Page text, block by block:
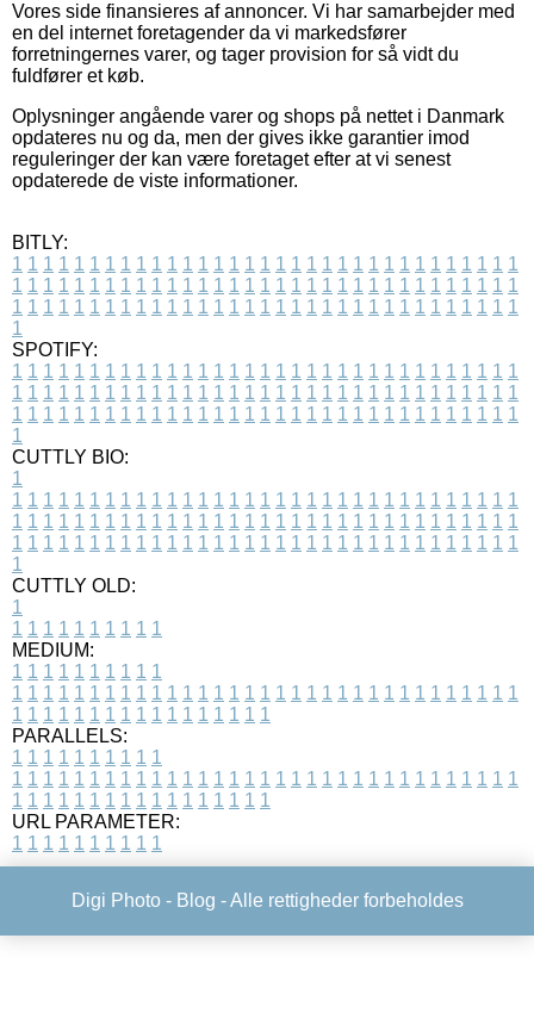
Vores side finansieres af annoncer. Vi har samarbejder med
en del internet foretagender da vi markedsfører
forretningernes varer, og tager provision for så vidt du
fuldfører et køb.
Oplysninger angående varer og shops på nettet i Danmark
opdateres nu og da, men der gives ikke garantier imod
reguleringer der kan være foretaget efter at vi senest
opdaterede de viste informationer.
BITLY:
1 1 1 1 1 1 1 1 1 1 1 1 1 1 1 1 1 1 1 1 1 1 1 1 1 1 1 1 1 1 1 1 1
1 1 1 1 1 1 1 1 1 1 1 1 1 1 1 1 1 1 1 1 1 1 1 1 1 1 1 1 1 1 1 1 1
1 1 1 1 1 1 1 1 1 1 1 1 1 1 1 1 1 1 1 1 1 1 1 1 1 1 1 1 1 1 1 1 1
1
SPOTIFY:
1 1 1 1 1 1 1 1 1 1 1 1 1 1 1 1 1 1 1 1 1 1 1 1 1 1 1 1 1 1 1 1 1
1 1 1 1 1 1 1 1 1 1 1 1 1 1 1 1 1 1 1 1 1 1 1 1 1 1 1 1 1 1 1 1 1
1 1 1 1 1 1 1 1 1 1 1 1 1 1 1 1 1 1 1 1 1 1 1 1 1 1 1 1 1 1 1 1 1
1
CUTTLY BIO:
1
1 1 1 1 1 1 1 1 1 1 1 1 1 1 1 1 1 1 1 1 1 1 1 1 1 1 1 1 1 1 1 1 1
1 1 1 1 1 1 1 1 1 1 1 1 1 1 1 1 1 1 1 1 1 1 1 1 1 1 1 1 1 1 1 1 1
1 1 1 1 1 1 1 1 1 1 1 1 1 1 1 1 1 1 1 1 1 1 1 1 1 1 1 1 1 1 1 1 1
1
CUTTLY OLD:
1
1 1 1 1 1 1 1 1 1 1
MEDIUM:
1 1 1 1 1 1 1 1 1 1
1 1 1 1 1 1 1 1 1 1 1 1 1 1 1 1 1 1 1 1 1 1 1 1 1 1 1 1 1 1 1 1 1
1 1 1 1 1 1 1 1 1 1 1 1 1 1 1 1 1
PARALLELS:
1 1 1 1 1 1 1 1 1 1
1 1 1 1 1 1 1 1 1 1 1 1 1 1 1 1 1 1 1 1 1 1 1 1 1 1 1 1 1 1 1 1 1
1 1 1 1 1 1 1 1 1 1 1 1 1 1 1 1 1
URL PARAMETER:
1 1 1 1 1 1 1 1 1 1
Digi Photo - Blog - Alle rettigheder forbeholdes